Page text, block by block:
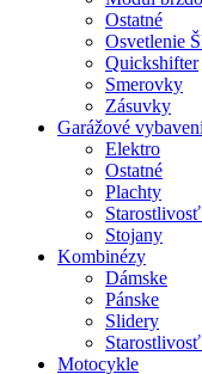
Ostatné
Osvetlenie
Quickshifter
Smerovky
Zásuvky
Garážové
Elektro
Ostatné
Plachty
Stojany
Kombinézy
Dámske
Pánske
Slidery
Motocykle